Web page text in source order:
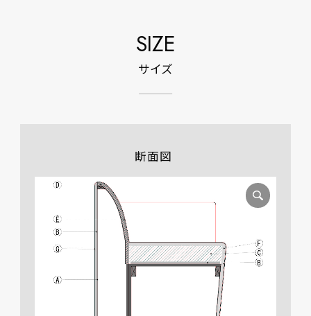
SIZE
サイズ
断面図